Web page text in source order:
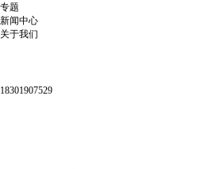
专题
新闻中心
关于我们
18301907529